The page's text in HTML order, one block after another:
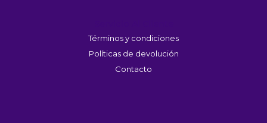
Términos y condiciones
Políticas de devolución
Contacto